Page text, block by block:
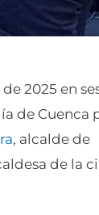
2025 en
de Cuenca
, alcalde de
de la